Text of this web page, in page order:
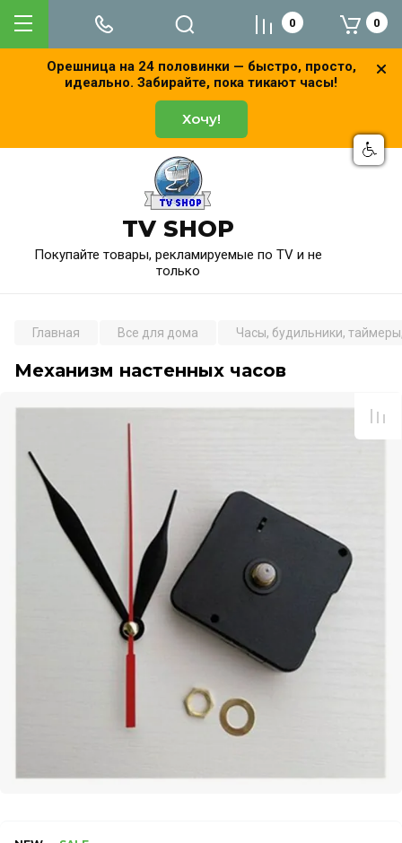
Орешница на 24 половинки — быстро, просто,
идеально. Забирайте, пока тикают часы!
Хочу!
TV SHOP
Покупайте товары, рекламируемые по TV и не
только
0 0
Главная Все для дома Часы, будильники,
Механизм настенных часов